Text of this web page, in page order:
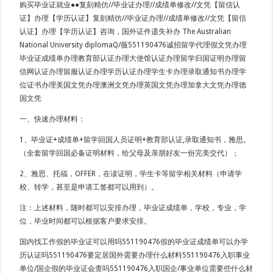
购买毕业证就业●●复刻精仿//毕业证办理//成绩单修改//文凭【留信认
证】办理【学历认证】复刻精仿//毕业证办理//成绩单修改//文凭【留信
认证】办理【学历认证】咨询，国外证件遗失补办 The Australian
National University diplomaQ/薇551190476诚招留学代理假文凭办理
毕业证成绩单办理教育部认证办理大使馆认证办理留学归国证明办理留
信网认证办理留服认证办理学历认证办理学生卡办理录取通知书办理学
位证书办理美国文凭办理澳洲文凭办理英国文凭办理加拿大文凭办理德
国文凭
一、快速办理材料：
1、毕业证+成绩单+留学回国人员证明+教育部认证,录取通知书，雅思。
（全套留学回国必备证明材料，给父母及亲朋好友一份完美交代）；
2、雅思、托福，OFFER，在读证明，学生卡等留学相关材料（申请学
校、转学，甚至是申请工签都可以用到）。
注：上述材料，随时都可以安排办理，毕业证成绩单，学校，专业，学
位，毕业时间都可以根据客户要求安排。
国内找工作假的毕业证可以用吗551190476假的毕业证成绩单可以办学
历认证吗551190476要定居国外需要办理什么材料551190476入职事业
单位/国企假的毕业证会查吗551190476入职国企/事业单位需要些什么材